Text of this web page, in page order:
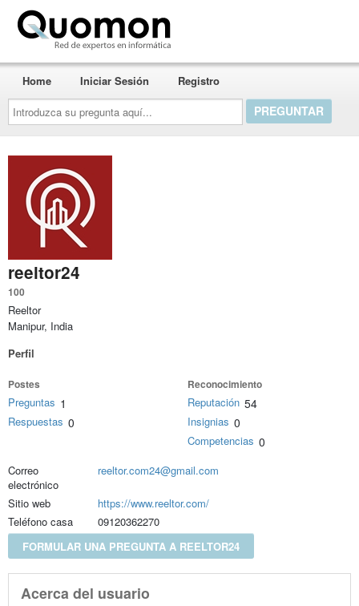
Introduzca
su
pregunta
aquí...
Home Iniciar Sesión Registro
reeltor24
100
Reeltor
Manipur, India
Perfil
Postes
Preguntas 1
Respuestas 0
Reconocimiento
Reputación 54
Insignias 0
Competencias 0
Correo
electrónico
reeltor.com24@gmail.com
Sitio web
https://www.reeltor.com/
Teléfono casa
09120362270
FORMULAR UNA PREGUNTA A REELTOR24
Acerca del usuario